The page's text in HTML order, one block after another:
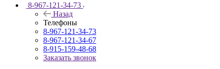
8-967-121-34-73
Назад
Телефоны
8-967-121-34-73
8-967-121-34-67
8-915-159-48-68
Заказать звонок